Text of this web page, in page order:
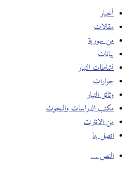
أخبار
مقالات
من سورية
بيانات
نشاطات التيار
حوارات
وثائق التيار
مكتب الدراسات والبحوث
من الانترنت
اتصل بنا
النص …